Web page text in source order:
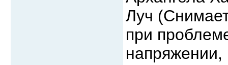
Луч
при
напряжении,